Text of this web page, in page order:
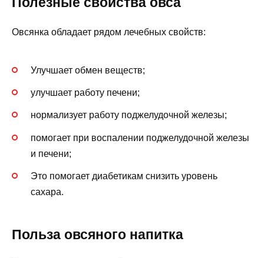
Овсянка обладает рядом лечебных свойств:
Улучшает обмен веществ;
улучшает работу печени;
нормализует работу поджелудочной железы;
помогает при воспалении поджелудочной железы
и печени;
Это помогает диабетикам снизить уровень
сахара.
Польза овсяного напитка